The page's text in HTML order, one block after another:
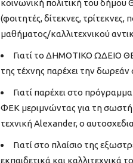
κοινωνική πολιτική του δήμου
(φοιτητές, δίτεκνες,
μαθήματος/καλλιτεχνικού
Γιατί το ΔΗΜΟΤΙΚΟ ΩΔΕΙΟ
της τέχνης παρέχει την
Γιατί παρέχει στο
ΦΕΚ μεριμνώντας για τη σωστή
τεχνική Alexander, ο
Γιατί στο πλαίσιο της
εκπαιδετικά και